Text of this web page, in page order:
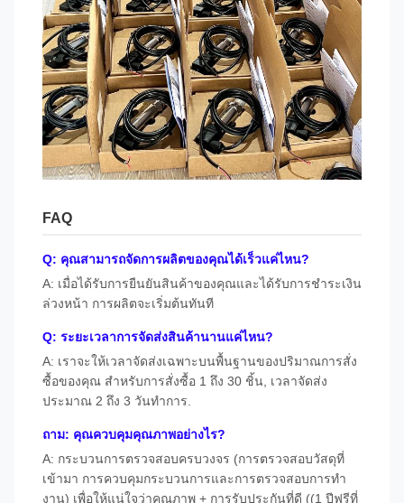
FAQ
Q: คุณสามารถจัดการผลิตของคุณได้เร็วแค่ไหน?
A: เมื่อได้รับการยืนยันสินค้าของคุณและได้รับการชําระเงิน
ล่วงหน้า การผลิตจะเริ่มต้นทันที
Q: ระยะเวลาการจัดส่งสินค้านานแค่ไหน?
A: เราจะให้เวลาจัดส่งเฉพาะบนพื้นฐานของปริมาณการสั่ง
ซื้อของคุณ สําหรับการสั่งซื้อ 1 ถึง 30 ชิ้น, เวลาจัดส่ง
ประมาณ 2 ถึง 3 วันทําการ.
ถาม: คุณควบคุมคุณภาพอย่างไร?
A: กระบวนการตรวจสอบครบวงจร (การตรวจสอบวัสดุที่
เข้ามา การควบคุมกระบวนการและการตรวจสอบการทํา
งาน) เพื่อให้แน่ใจว่าคุณภาพ + การรับประกันที่ดี ((1 ปีฟรีที่